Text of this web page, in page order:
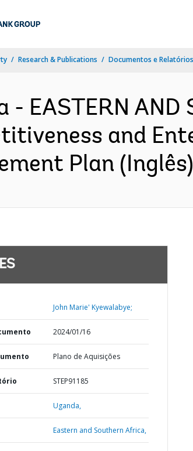
Research & Publications Documentos e Relatórios
- EASTERN AND
and
Plan (Inglês)
John Marie' Kyewalabye;
2024/01/16
Plano de Aquisições
STEP91185
Uganda,
Eastern and Southern Africa,